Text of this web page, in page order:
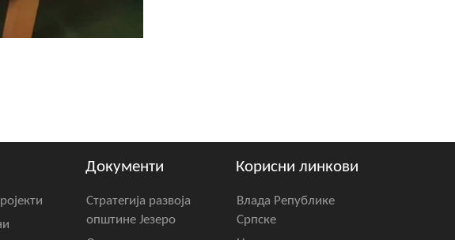
Документи
Стратегија развоја
општине Језеро
Корисни линкови
Влада Републике
Српске